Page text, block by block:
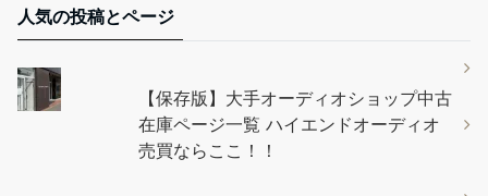
人気の投稿とページ
【保存版】大手オーディオショップ中古
在庫ページ一覧 ハイエンドオーディオ
売買ならここ！！